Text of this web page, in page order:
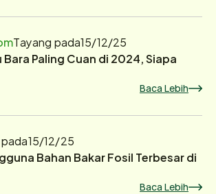
Tayang pada15/12/25
Bara Paling Cuan di 2024, Siapa
Baca Lebih
15/12/25
Bahan Bakar Fosil Terbesar di
Baca Lebih